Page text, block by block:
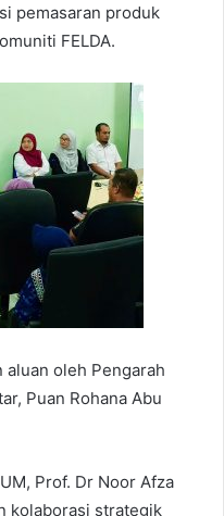
pemasaran produk
FELDA.
aluan oleh Pengarah
Puan Rohana Abu
Prof. Dr Noor Afza
kolaborasi strategik